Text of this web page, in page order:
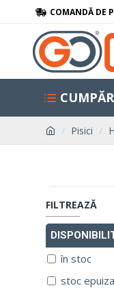
COMANDĂ DE
Pisici
FILTREAZĂ
în stoc
stoc